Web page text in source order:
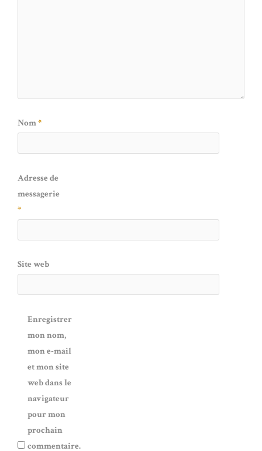
Nom*
Adresse de
messagerie
*
Site web
Enregistrer
mon nom,
mon e-mail
et mon site
web dans le
navigateur
pour mon
prochain
commentaire.